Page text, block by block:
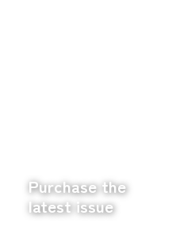
Purchase the
latest issue